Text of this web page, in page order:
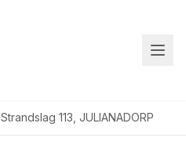
Strandslag 113, JULIANADORP